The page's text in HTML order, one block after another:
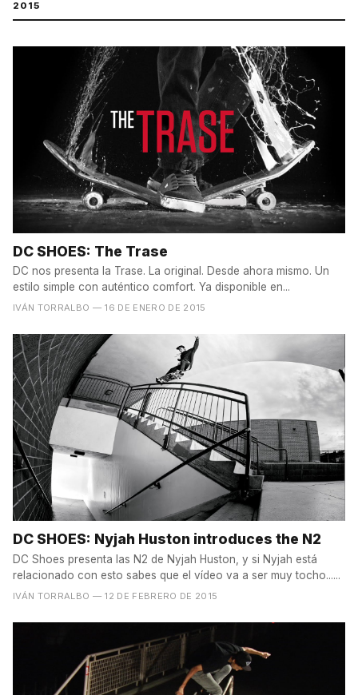
2015
DC SHOES: The Trase
DC nos presenta la Trase. La original. Desde ahora mismo. Un
estilo simple con auténtico comfort. Ya disponible en...
IVÁN TORRALBO — 16 DE ENERO DE 2015
DC SHOES: Nyjah Huston introduces the N2
DC Shoes presenta las N2 de Nyjah Huston, y si Nyjah está
relacionado con esto sabes que el vídeo va a ser muy tocho......
IVÁN TORRALBO — 12 DE FEBRERO DE 2015